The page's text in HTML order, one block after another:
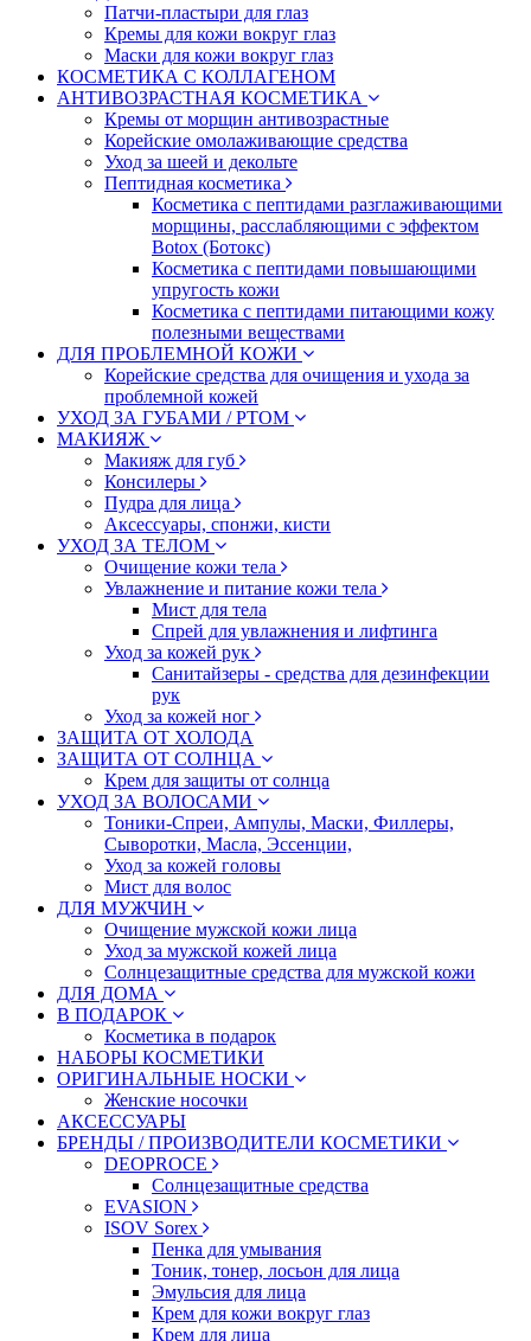
Патчи-пластыри для глаз
Кремы для кожи вокруг глаз
Маски для кожи вокруг глаз
КОСМЕТИКА С КОЛЛАГЕНОМ
АНТИВОЗРАСТНАЯ КОСМЕТИКА
Кремы от морщин антивозрастные
Корейские омолаживающие средства
Уход за шеей и декольте
Пептидная косметика
Косметика с пептидами разглаживающими
морщины, расслабляющими с эффектом
Botox (Ботокс)
Косметика с пептидами повышающими
упругость кожи
Косметика с пептидами питающими кожу
полезными веществами
ДЛЯ ПРОБЛЕМНОЙ КОЖИ
Корейские средства для очищения и ухода за
проблемной кожей
УХОД ЗА ГУБАМИ / РТОМ
МАКИЯЖ
Макияж для губ
Консилеры
Пудра для лица
Аксессуары, спонжи, кисти
УХОД ЗА ТЕЛОМ
Очищение кожи тела
Увлажнение и питание кожи тела
Мист для тела
Спрей для увлажнения и лифтинга
Уход за кожей рук
Санитайзеры - средства для дезинфекции
рук
Уход за кожей ног
ЗАЩИТА ОТ ХОЛОДА
ЗАЩИТА ОТ СОЛНЦА
Крем для защиты от солнца
УХОД ЗА ВОЛОСАМИ
Тоники-Спреи, Ампулы, Маски, Филлеры,
Сыворотки, Масла, Эссенции,
Уход за кожей головы
Мист для волос
ДЛЯ МУЖЧИН
Очищение мужской кожи лица
Уход за мужской кожей лица
Солнцезащитные средства для мужской кожи
ДЛЯ ДОМА
В ПОДАРОК
Косметика в подарок
НАБОРЫ КОСМЕТИКИ
ОРИГИНАЛЬНЫЕ НОСКИ
Женские носочки
АКСЕССУАРЫ
БРЕНДЫ / ПРОИЗВОДИТЕЛИ КОСМЕТИКИ
DEOPROCE
Солнцезащитные средства
EVASION
ISOV Sorex
Пенка для умывания
Тоник, тонер, лосьон для лица
Эмульсия для лица
Крем для кожи вокруг глаз
Крем для лица